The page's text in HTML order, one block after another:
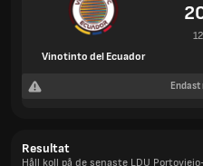
Vinotinto del Ecuador
Resultat
Håll koll på de senaste LDU